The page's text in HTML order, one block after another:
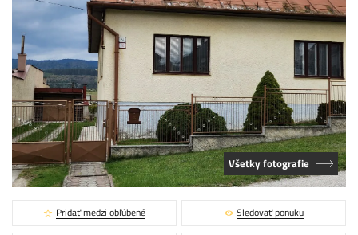
Všetky fotografie
Pridať medzi obľúbené Sledovať ponuku